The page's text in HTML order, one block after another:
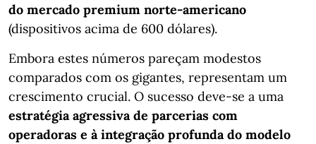
do mercado premium norte-americano
(dispositivos acima de 600 dólares).
Embora estes números pareçam modestos
comparados com os gigantes, representam um
crescimento crucial. O sucesso deve-se a uma
estratégia agressiva de parcerias com
operadoras e à integração profunda do modelo